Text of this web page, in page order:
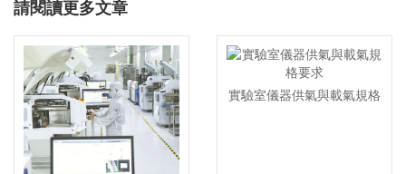
請閱讀更多文章
實驗室儀器供氣與載氣規格